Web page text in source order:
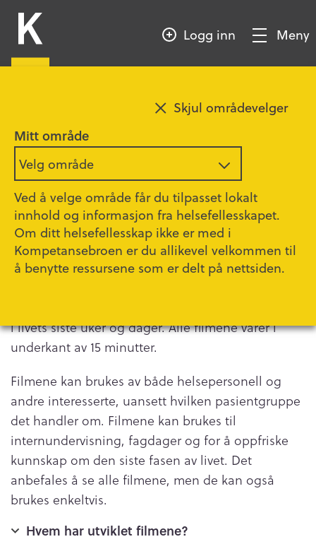
Mitt område
Velg område
Ved å velge område får du tilpasset lokalt
innhold og informasjon fra helsefellesskapet.
Om ditt helsefellesskap ikke er med i
Kompetansebroen er du allikevel velkommen til
å benytte ressursene som er delt på nettsiden.
Skjul områdevelger
HOVEDINNHOLD
KompetansebroenLogg inn
Vis/SkjulMeny
Filmer om palliasjon
Kreftkoordinatorteamet i Lillestrøm kommune har
laget refleksjonsfilmer om viktige tema innen
palliasjon.
De fire første filmene inneholder forskjellige
fagtemaer innen palliasjon med tilhørende
i livets siste uker og dager. Alle filmene varer i
underkant av 15 minutter.
Filmene kan brukes av både helsepersonell og
andre interesserte, uansett hvilken pasientgruppe
det handler om. Filmene kan brukes til
internundervisning, fagdager og for å oppfriske
kunnskap om den siste fasen av livet. Det
anbefales å se alle filmene, men de kan også
brukes enkeltvis.
Hvem har utviklet filmene?